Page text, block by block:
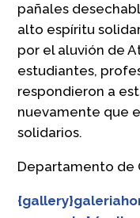
pañales
alto espíritu
por el aluvión de
estudiantes,
respondieron a
nuevamente que
solidarios.
Departamento de